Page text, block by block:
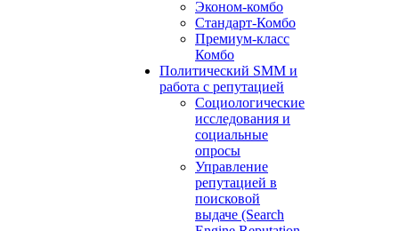
Эконом-комбо
Стандарт-Комбо
Премиум-класс
Комбо
Политический SMM и
работа с репутацией
Социологические
исследования и
социальные
опросы
Управление
репутацией в
поисковой
выдаче (Search